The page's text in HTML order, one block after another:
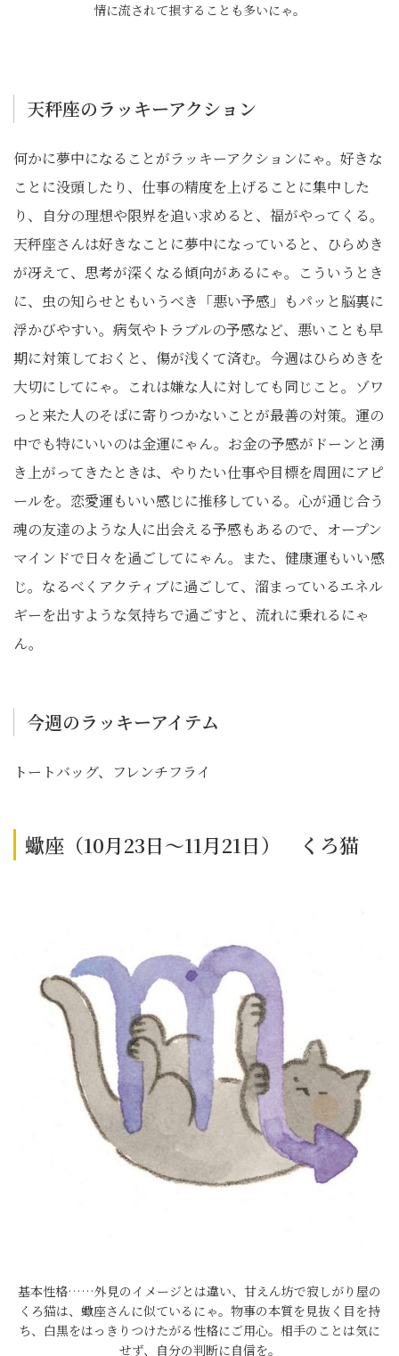
情に流されて損することも多いにゃ。
天秤座のラッキーアクション
何かに夢中になることがラッキーアクションにゃ。好きな
ことに没頭したり、仕事の精度を上げることに集中した
り、自分の理想や限界を追い求めると、福がやってくる。
天秤座さんは好きなことに夢中になっていると、ひらめき
が冴えて、思考が深くなる傾向があるにゃ。こういうとき
に、虫の知らせともいうべき「悪い予感」もパッと脳裏に
浮かびやすい。病気やトラブルの予感など、悪いことも早
期に対策しておくと、傷が浅くて済む。今週はひらめきを
大切にしてにゃ。これは嫌な人に対しても同じこと。ゾワ
っと来た人のそばに寄りつかないことが最善の対策。運の
中でも特にいいのは金運にゃん。お金の予感がドーンと湧
き上がってきたときは、やりたい仕事や目標を周囲にアピ
ールを。恋愛運もいい感じに推移している。心が通じ合う
魂の友達のような人に出会える予感もあるので、オープン
マインドで日々を過ごしてにゃん。また、健康運もいい感
じ。なるべくアクティブに過ごして、溜まっているエネル
ギーを出すような気持ちで過ごすと、流れに乗れるにゃ
ん。
今週のラッキーアイテム
トートバッグ、フレンチフライ
蠍座（10月23日～11月21日） くろ猫
基本性格……外見のイメージとは違い、甘えん坊で寂しがり屋の
くろ猫は、蠍座さんに似ているにゃ。物事の本質を見抜く目を持
ち、白黒をはっきりつけたがる性格にご用心。相手のことは気に
せず、自分の判断に自信を。